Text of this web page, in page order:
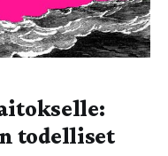
todelliset